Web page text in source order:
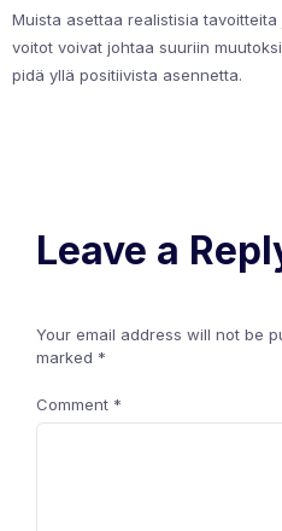
Muista asettaa realistisia
voitot voivat johtaa suuriin
pidä yllä positiivista asennetta.
Leave a
Your email address will not be
marked *
Comment *